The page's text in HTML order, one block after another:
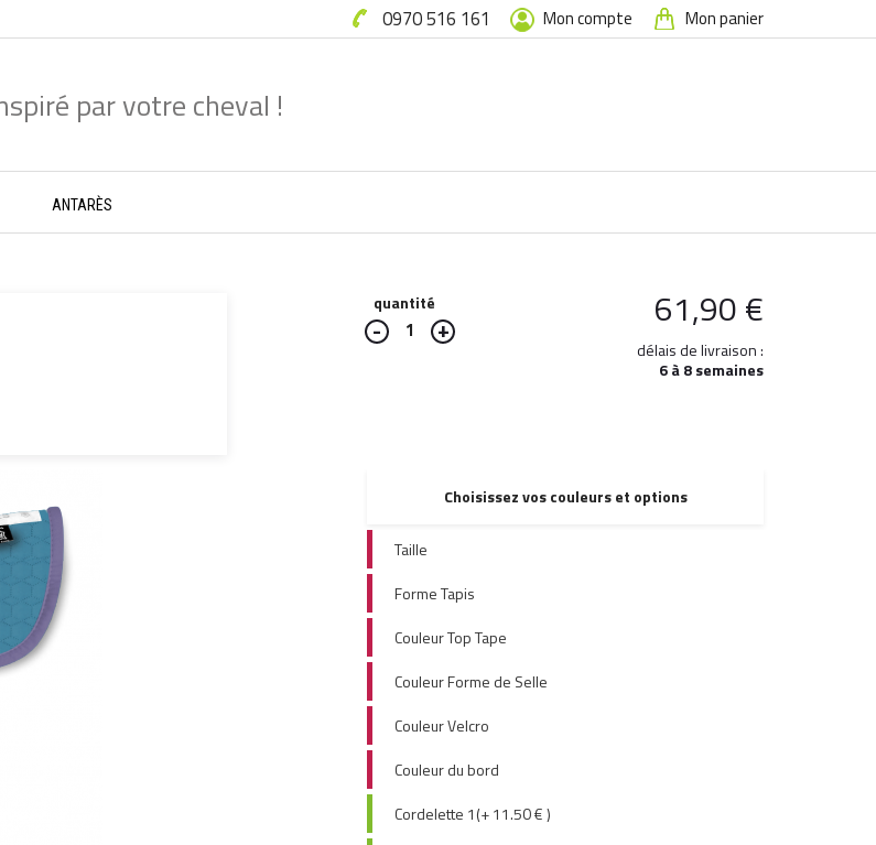
0970 516 161 Mon compte Mon panier
ANTARÈS
quantité
1 61,90€
délais de livraison :
6 à 8 semaines
Choisissez vos couleurs et options
Taille
Forme Tapis
Couleur Top Tape
Couleur Forme de Selle
Couleur Velcro
Couleur du bord
Cordelette 1(+ 11.50 € )